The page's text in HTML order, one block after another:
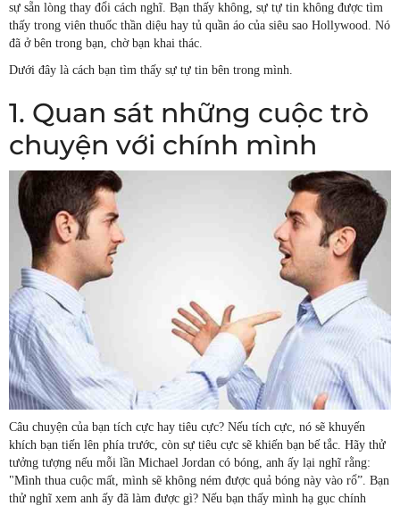
sự sẵn lòng thay đổi cách nghĩ. Bạn thấy không, sự tự tin không được tìm
thấy trong viên thuốc thần diệu hay tủ quần áo của siêu sao Hollywood. Nó
đã ở bên trong bạn, chờ bạn khai thác.
Dưới đây là cách bạn tìm thấy sự tự tin bên trong mình.
1. Quan sát những cuộc trò
chuyện với chính mình
Câu chuyện của bạn tích cực hay tiêu cực? Nếu tích cực, nó sẽ khuyến
khích bạn tiến lên phía trước, còn sự tiêu cực sẽ khiến bạn bế tắc. Hãy thử
tưởng tượng nếu mỗi lần Michael Jordan có bóng, anh ấy lại nghĩ rằng:
"Mình thua cuộc mất, mình sẽ không ném được quả bóng này vào rổ”. Bạn
thử nghĩ xem anh ấy đã làm được gì? Nếu bạn thấy mình hạ gục chính